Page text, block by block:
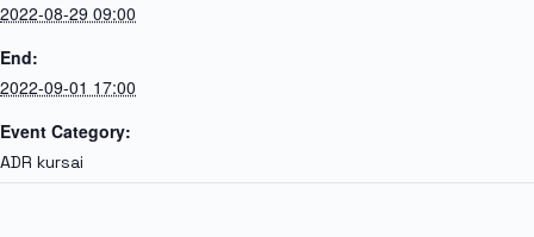
2022-08-29 09:00
End:
2022-09-01 17:00
Event Category:
ADR kursai